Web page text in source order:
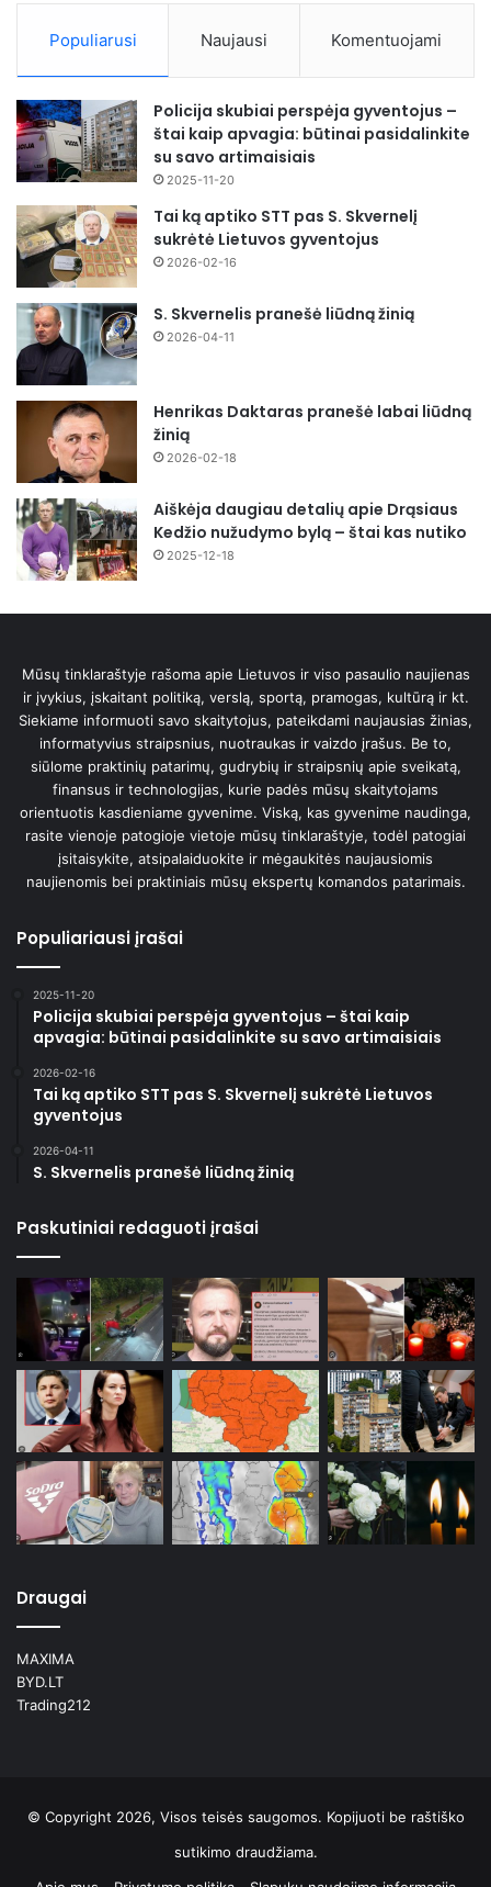
Populiarusi Naujausi Komentuojami
Policija skubiai perspėja gyventojus –
štai kaip apvagia: būtinai pasidalinkite
su savo artimaisiais
2025-11-20
Tai ką aptiko STT pas S. Skvernelį
sukrėtė Lietuvos gyventojus
2026-02-16
S. Skvernelis pranešė liūdną žinią
2026-04-11
Henrikas Daktaras pranešė labai liūdną
žinią
2026-02-18
Aiškėja daugiau detalių apie Drąsiaus
Kedžio nužudymo bylą – štai kas nutiko
2025-12-18
Mūsų tinklaraštyje rašoma apie Lietuvos ir viso pasaulio naujienas
ir įvykius, įskaitant politiką, verslą, sportą, pramogas, kultūrą ir kt.
Siekiame informuoti savo skaitytojus, pateikdami naujausias žinias,
informatyvius straipsnius, nuotraukas ir vaizdo įrašus. Be to,
siūlome praktinių patarimų, gudrybių ir straipsnių apie sveikatą,
finansus ir technologijas, kurie padės mūsų skaitytojams
orientuotis kasdieniame gyvenime. Viską, kas gyvenime naudinga,
rasite vienoje patogioje vietoje mūsų tinklaraštyje, todėl patogiai
įsitaisykite, atsipalaiduokite ir mėgaukitės naujausiomis
naujienomis bei praktiniais mūsų ekspertų komandos patarimais.
Populiariausi įrašai
2025-11-20
Policija skubiai perspėja gyventojus – štai kaip
apvagia: būtinai pasidalinkite su savo artimaisiais
2026-02-16
Tai ką aptiko STT pas S. Skvernelį sukrėtė Lietuvos
gyventojus
2026-04-11
S. Skvernelis pranešė liūdną žinią
Paskutiniai redaguoti įrašai
Draugai
MAXIMA
BYD.LT
Trading212
© Copyright 2026, Visos teisės saugomos. Kopijuoti be raštiško
sutikimo draudžiama.